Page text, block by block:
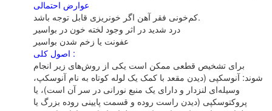
کم‌خونی‌ فقر آهن‌ اگر خونریزی‌ قابل‌ توجه‌ باشد.
درد شدید در اثر وجود لخته‌ خون‌ در بواسیر
عفونت‌ یا زخم‌ شدن‌ بواسیر
اصول‌ کلی‌ :
برای‌ تشخیص‌ قطعی‌ ممکن‌ است‌ یکی‌ از روش‌های‌ زیر انجام‌
شوند: آنوسکپی‌ (دیدن‌ مقعد با کمک‌ یک‌ لوله‌ کوتاه‌ به‌ نام‌ آنوسکپ‌،
وسیله‌ای‌ لنزدار و دارای‌ یک‌ منبع‌ نورانی‌ در سر آن‌ است‌)، یا
پروکتوسکپی‌ (دیدن‌ راست‌ روده‌ و قسمت‌ پایینی‌ روده‌ بزرگ‌ یا